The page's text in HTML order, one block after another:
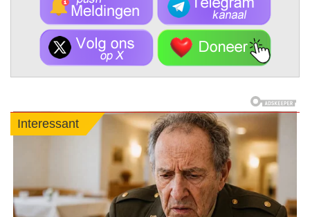
Interessant